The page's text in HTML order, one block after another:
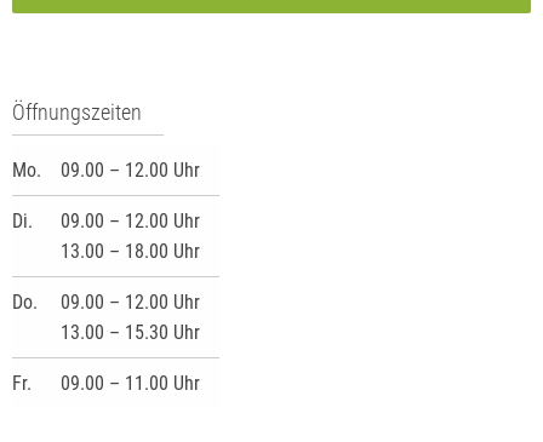
Öffnungszeiten
Mo. 09.00 – 12.00 Uhr
Di.
09.00 – 12.00 Uhr
13.00 – 18.00 Uhr
Do.
09.00 – 12.00 Uhr
13.00 – 15.30 Uhr
Fr. 09.00 – 11.00 Uhr